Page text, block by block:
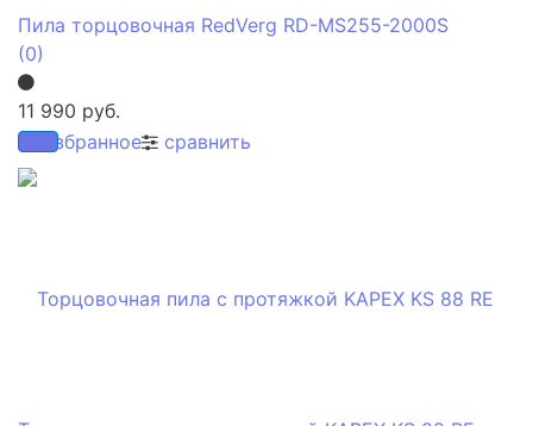
избранное сравнить
Пила торцовочная RedVerg RD-MS255-2000S
(0)
11 990 руб.